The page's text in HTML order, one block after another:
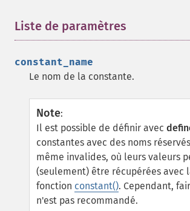
Liste de paramètres
constant_name
Le nom de la constante.
Note:
Il est possible de définir avec
constantes avec des noms
même invalides, où leurs valeurs
(seulement) être récupérées avec
fonction constant(). Cependant,
n'est pas recommandé.